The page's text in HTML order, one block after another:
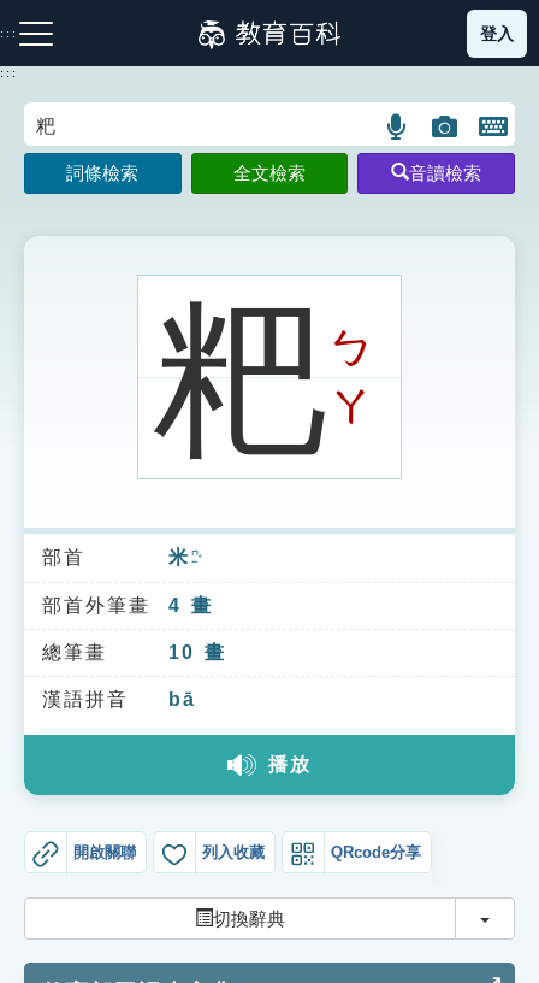
到
主
:::
注音索引圖示 筆畫索引圖示 部首索引表圖示
索引選單
知識索引
單字索引
生命大百科索引
教學應用
貓頭鷹博士
登入
:::
語
言
搜
示
圖
片
搜
開
鍵
圖
詞條檢索 全文檢索 音讀檢索
粑ㄅ
ㄚ
部首 米 ㄇㄧˇ
部首外筆畫 4 畫
總筆畫 10 畫
漢語拼音 bā
播放
開啟關聯 列入收藏 QRcode分享
切換辭典 切換